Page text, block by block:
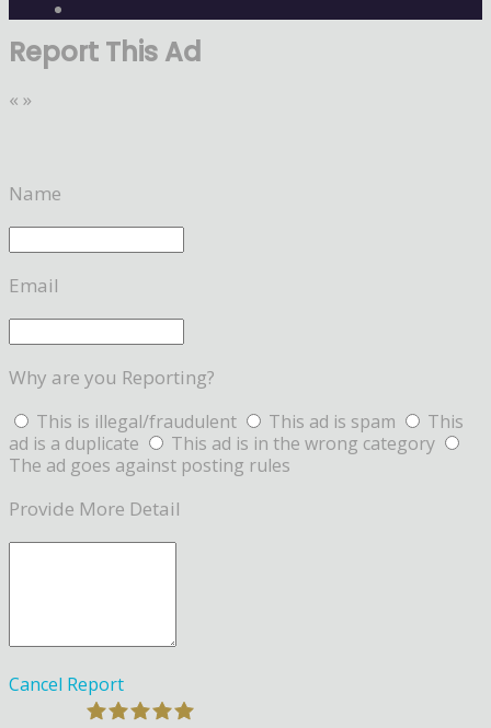
Report This Ad
« »
Name
Email
Why are you Reporting?
This is illegal/fraudulent This ad is spam
This
ad is a duplicate
This ad is in the wrong category
The ad goes against posting rules
Provide More Detail
Cancel Report